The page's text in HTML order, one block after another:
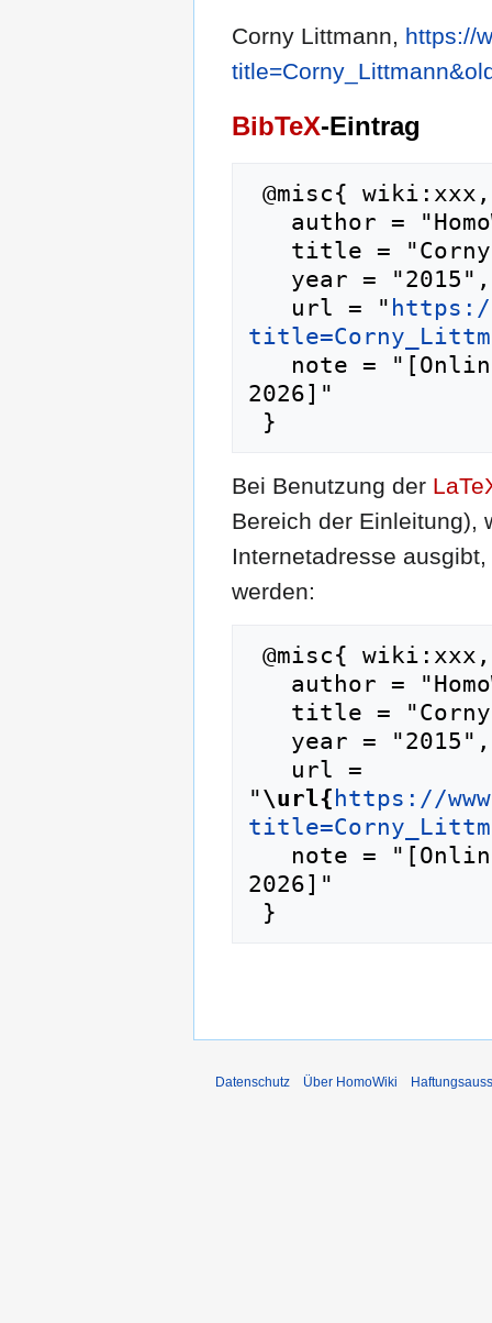
Corny Littmann, https://
BibTeX-Eintrag
   url = "
https://
2026]"
Bei Benutzung der
Bereich der Einleitung),
Internetadresse
werden:
"\url{ https://
2026]"
Datenschutz Über HomoWiki